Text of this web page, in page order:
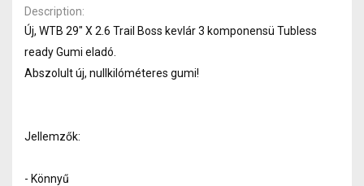
Description
Új, WTB 29" X 2.6 Trail Boss kevlár 3 komponensü Tubless
ready Gumi eladó.
Abszolult új, nullkilóméteres gumi!
Jellemzők:
- Könnyű